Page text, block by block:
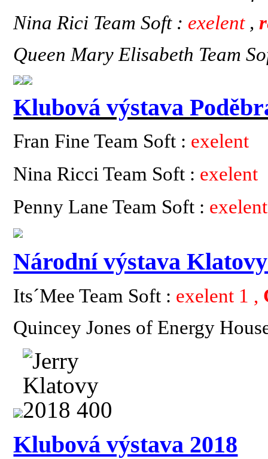
Nina Rici Team Soft : exelent ,
Queen Mary Elisabeth Team
Klubová výstava
Fran Fine Team Soft : exelent
Nina Ricci Team Soft : exelent
Penny Lane Team Soft : exelent
Národní výstava Klatovy
Its´Mee Team Soft : exelent 1 ,
Quincey Jones of Energy
Klubová výstava 2018